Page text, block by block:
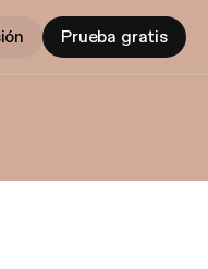
Prueba gratis